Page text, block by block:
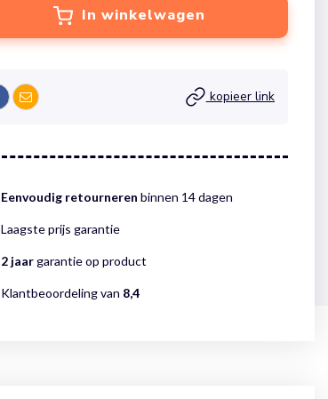
In winkelwagen
kopieer link
Eenvoudig retourneren binnen 14 dagen
Laagste prijs garantie
2 jaargarantie op product
Klantbeoordeling van 8,4